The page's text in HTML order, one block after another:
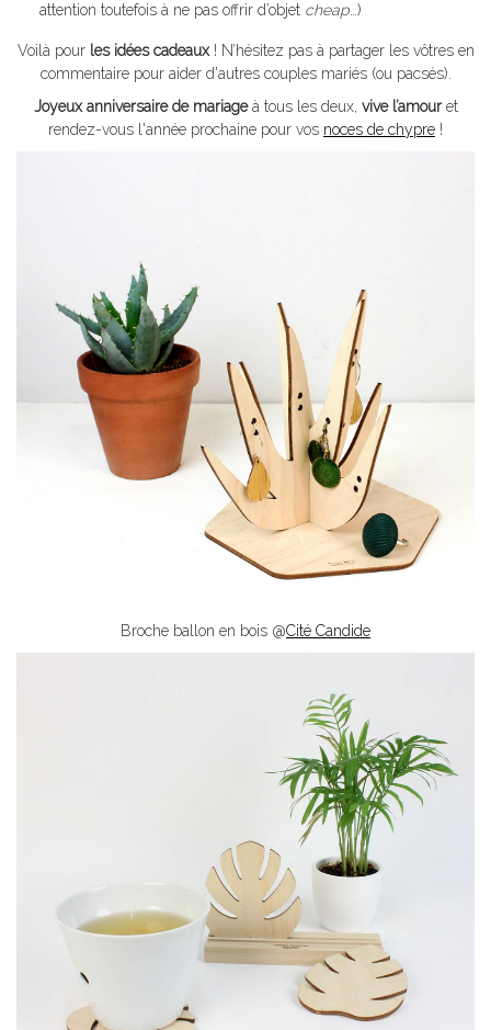
attention toutefois à ne pas offrir d’objet cheap…)
Voilà pour les idées cadeaux! N’hésitez pas à partager les vôtres en
commentaire pour aider d'autres couples mariés (ou pacsés).
Joyeux anniversaire de mariageà tous les deux, vive l’amouret
rendez-vous l'année prochaine pour vos noces de chypre !
Broche ballon en bois @Cité Candide